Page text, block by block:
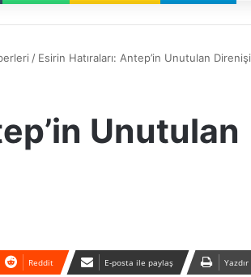
/ Esirin Hatıraları: Antep’in Unutulan Direnişi
Unutulan
Reddit E-posta ile paylaş Yazdır